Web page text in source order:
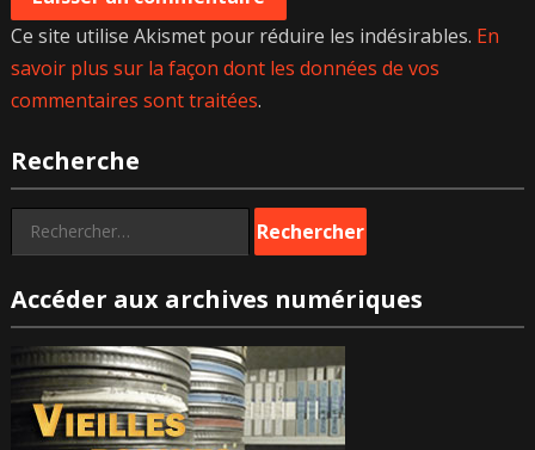
Ce site utilise Akismet pour réduire les indésirables. En
savoir plus sur la façon dont les données de vos
commentaires sont traitées.
Recherche
Rechercher :
Accéder aux archives numériques